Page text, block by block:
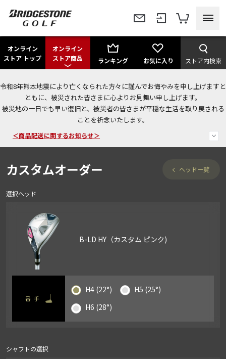
オンライン
ストア トップ
オンライン
ストア商品
ランキング お気に入り ストア内検索
令和8年熊本地震により亡くなられた方々に謹んでお悔やみを申し上げますと
ともに、被災された皆さまに心よりお見舞い申し上げます。
被災地の一日でも早い復旧と、被災者の皆さまが平穏な生活を取り戻される
ことを祈念いたします。
今なら新規会員登録で1,000円OFFクーポンプレゼント！
＜商品配送に関するお知らせ＞
＜夏季休暇中のご注文・発送・お問い合わせ＞
カスタムオーダー ヘッド一覧
選択ヘッド
B-LD HY（カスタム ピンク)
番手
H4 (22°)
H5 (25°)
H6 (28°)
シャフトの選択